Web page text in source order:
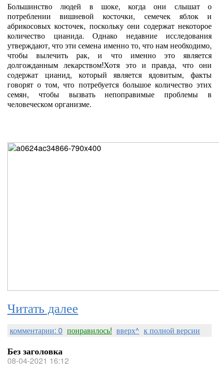
Большинство людей в шоке, когда они слышат о
потреблении вишневой косточки, семечек яблок и
абрикосовых косточек, поскольку они содержат некоторое
количество цианида. Однако недавние исследования
утверждают, что эти семена именно то, что нам необходимо,
чтобы вылечить рак, и что именно это является
долгожданным лекарством!Хотя это и правда, что они
содержат цианид, который является ядовитым, факты
говорят о том, что потребуется большое количество этих
семян, чтобы вызвать непоправимые проблемы в
человеческом организме.
Читать далее
комментарии: 0 понравилось! вверх^ к полной версии
Без заголовка
08-04-2021 16:12